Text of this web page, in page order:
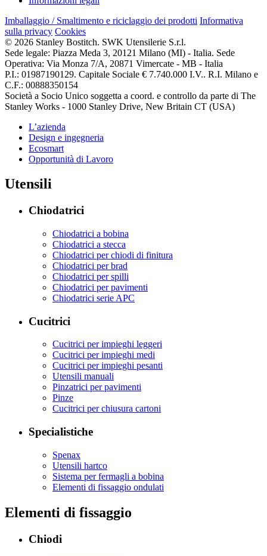
Imballaggio / Smaltimento e riciclaggio dei prodotti Informativa
sulla privacy Cookies
© 2026 Stanley Bostitch. SWK Utensilerie S.r.l.
Sede legale: Piazza Meda 3, 20121 Milano (MI) - Italia. Sede
Operativa: Via Monza 7/A, 20871 Vimercate - MB - Italia
P.I.: 01987190129. Capitale Sociale € 7.740.000 I.V.. R.I. Milano e
C.F.: 00888350154
Società a Socio Unico soggetta a coord. e controllo da parte di The
Stanley Works - 1000 Stanley Drive, New Britain CT (USA)
L’azienda
Design e ingegneria
Ecosmart
Opportunità di Lavoro
Utensili
Chiodatrici
Chiodatrici a bobina
Chiodatrici a stecca
Chiodatrici per chiodi di finitura
Chiodatrici per brad
Chiodatrici per spilli
Chiodatrici per pavimenti
Chiodatrici serie APC
Cucitrici
Cucitrici per impieghi leggeri
Cucitrici per impieghi medi
Cucitrici per impieghi pesanti
Utensili manuali
Pinzatrici per pavimenti
Pinze
Cucitrici per chiusura cartoni
Specialistiche
Spenax
Utensili hartco
Sistema per fermagli a bobina
Elementi di fissaggio ondulati
Elementi di fissaggio
Chiodi